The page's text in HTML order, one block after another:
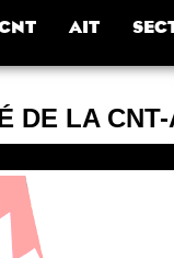
AIT
DE LA